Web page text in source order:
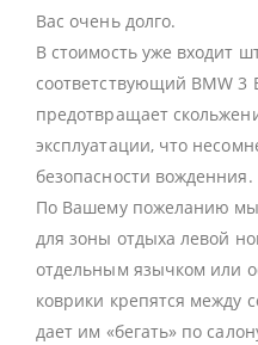
Вас очень долго.
В стоимость уже входит
соответствующий BMW 3
предотвращает
эксплуатации, что
безопасности вожденния.
По Вашему пожеланию
для зоны отдыха левой
отдельным язычком или
коврики крепятся между
дает им «бегать» по